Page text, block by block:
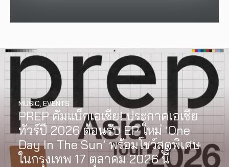
PREP คัมแบ็กเอเชีย! ประกาศเอเชีย
ทัวร์ปี 2026 ต้อนรับ EP ใหม่ ‘One
Day In The Sun’ พร้อมโชว์สุดพิเศษ
ในกรุงเทพ 17 ตุลาคม 2026 นี้
MUSIC EVENTS